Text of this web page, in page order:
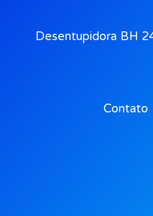
Desentupidora BH
Contato